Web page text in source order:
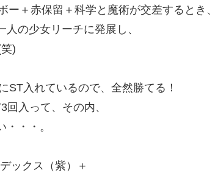
＋赤保留＋科学と魔術が交差するとき、
の少女リーチに発展し、
)
ST入れているので、全然勝てる！
入って、その内、
・・。
ックス（紫）＋